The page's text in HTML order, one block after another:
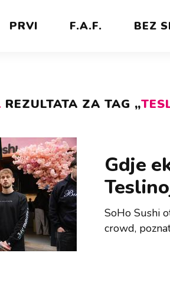
PRVI F.A.F. BEZ
REZULTATA ZA TAG „
Gdje
SoHo Sushi
crowd,